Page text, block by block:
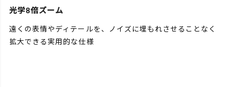
光学8倍ズーム
遠くの表情やディテールを、ノイズに埋もれさせることなく
拡大できる実用的な仕様